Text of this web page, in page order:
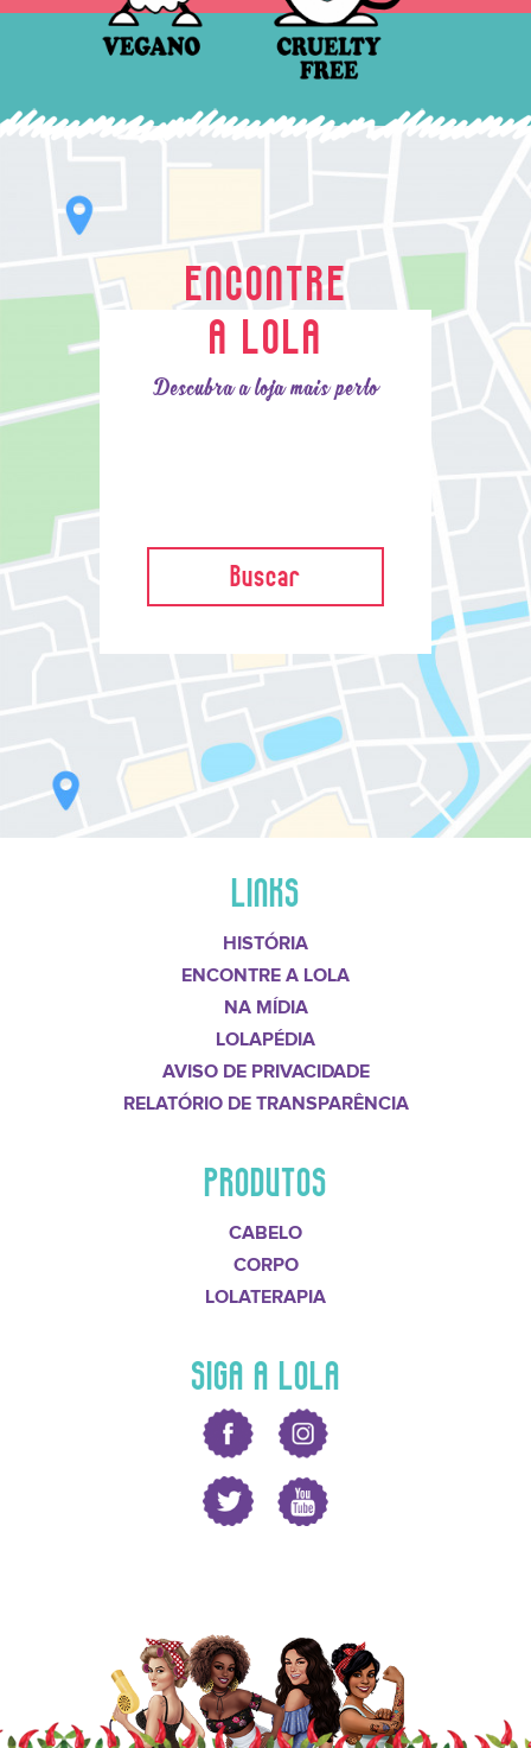
ENCONTRE
A LOLA
Descubra a loja mais perto
Buscar
LINKS
HISTÓRIA
ENCONTRE A LOLA
NA MÍDIA
LOLAPÉDIA
AVISO DE PRIVACIDADE
RELATÓRIO DE TRANSPARÊNCIA
PRODUTOS
CABELO
CORPO
LOLATERAPIA
SIGA A LOLA